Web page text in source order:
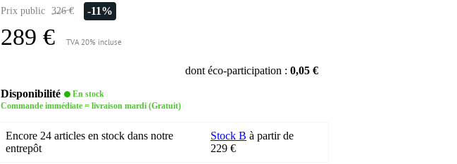
Prix public 326 € -11%
289 € TVA 20% incluse
dont éco-participation : 0,05 €
Disponibilité
En stock
Commande immédiate = livraison mardi (Gratuit)
Encore 24 articles en stock dans notre
entrepôt
Stock B à partir de
229 €